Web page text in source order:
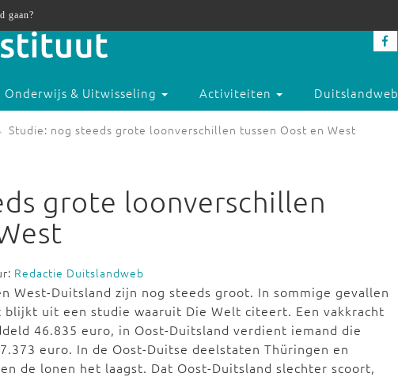
Onderwijs & Uitwisseling Activiteiten Duitslandweb
Studie: nog steeds grote loonverschillen tussen Oost en West
grote loonverschillen
Redactie Duitslandweb
West-Duitsland zijn nog steeds groot. In sommige gevallen
blijkt uit een studie waaruit Die Welt citeert. Een vakkracht
46.835 euro, in Oost-Duitsland verdient iemand die
euro. In de Oost-Duitse deelstaten Thüringen en
de lonen het laagst. Dat Oost-Duitsland slechter scoort,
gaan?